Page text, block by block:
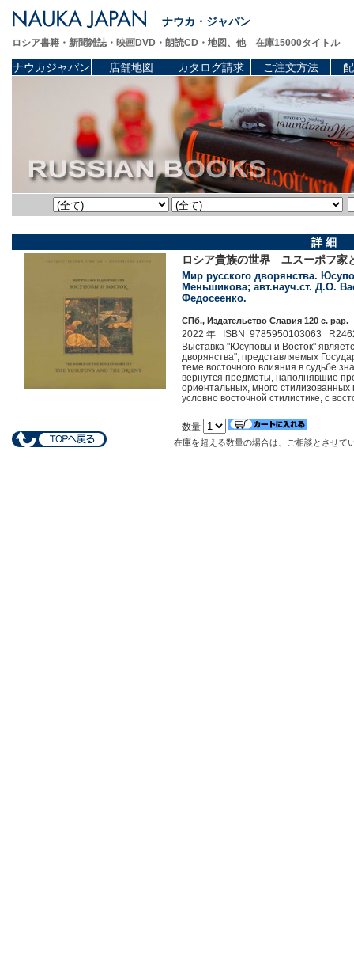
ナウカ・ジャパン
ロシア書籍・新聞雑誌・映画DVD・朗読CD・地図、他 在庫15000タイトル
ナウカジャパン 店舗地図 カタログ請求 ご注文方法
詳 細
ロシア貴族の世界 ユスーポフ
Мир русского дворянства.
Меньшикова; авт.науч.ст. Д.О.
Федосеенко.
СПб., Издательство Славия 120 c. pap.
2022 年 ISBN 9785950103063
Выставка "Юсуповы и Восток"
дворянства", представляемых
теме восточного влияния в судьбе
вернутся предметы, наполнявшие
ориентальных, много
условно восточной стилистике, с
数量
在庫を超える数量の場合は、ご相談とさせて